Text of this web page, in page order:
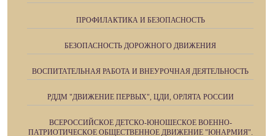
ПРОФИЛАКТИКА И БЕЗОПАСНОСТЬ
БЕЗОПАСНОСТЬ ДОРОЖНОГО ДВИЖЕНИЯ
ВОСПИТАТЕЛЬНАЯ РАБОТА И ВНЕУРОЧНАЯ ДЕЯТЕЛЬНОСТЬ
РДДМ "ДВИЖЕНИЕ ПЕРВЫХ", ЦДИ, ОРЛЯТА РОССИИ
ВСЕРОССИЙСКОЕ ДЕТСКО-ЮНОШЕСКОЕ ВОЕННО-
ПАТРИОТИЧЕСКОЕ ОБЩЕСТВЕННОЕ ДВИЖЕНИЕ "ЮНАРМИЯ".